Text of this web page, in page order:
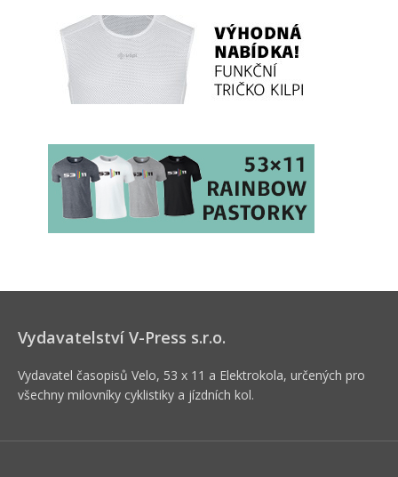
Vydavatelství V-Press s.r.o.
Vydavatel časopisů Velo, 53 x 11 a Elektrokola, určených pro
všechny milovníky cyklistiky a jízdních kol.